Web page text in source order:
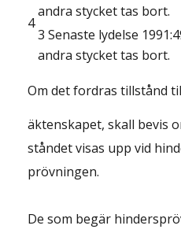
4
andra stycket tas bort.
3 Senaste lydelse
andra stycket tas bort.
Om det fordras tillstånd
äktenskapet, skall bevis
ståndet visas upp vid
prövningen.
De som begär